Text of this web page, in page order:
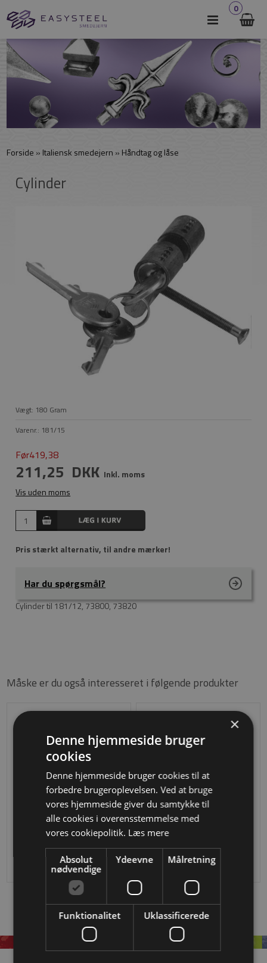
0
Forside » Italiensk smedejern » Håndtag og låse
Cylinder
Vægt: 180 Gram
Varenr.: 181/15
Før419,38
211,25 DKK Inkl. moms
Vis uden moms
Pris stærkt alternativ, til andre mærker!
Har du spørgsmål?
Cylinder til 181/12, 73800, 73820
Måske er du også interesseret i følgende produkter
Låsekasse til svejsning til 30 x 30 rør
236,25
×
Denne hjemmeside bruger
cookies
Denne hjemmeside bruger cookies til at
forbedre brugeroplevelsen. Ved at bruge
vores hjemmeside giver du samtykke til
alle cookies i overensstemmelse med
vores cookiepolitik. Læs mere
Absolut
nødvendige
Ydeevne Målretning
Funktionalitet Uklassificerede